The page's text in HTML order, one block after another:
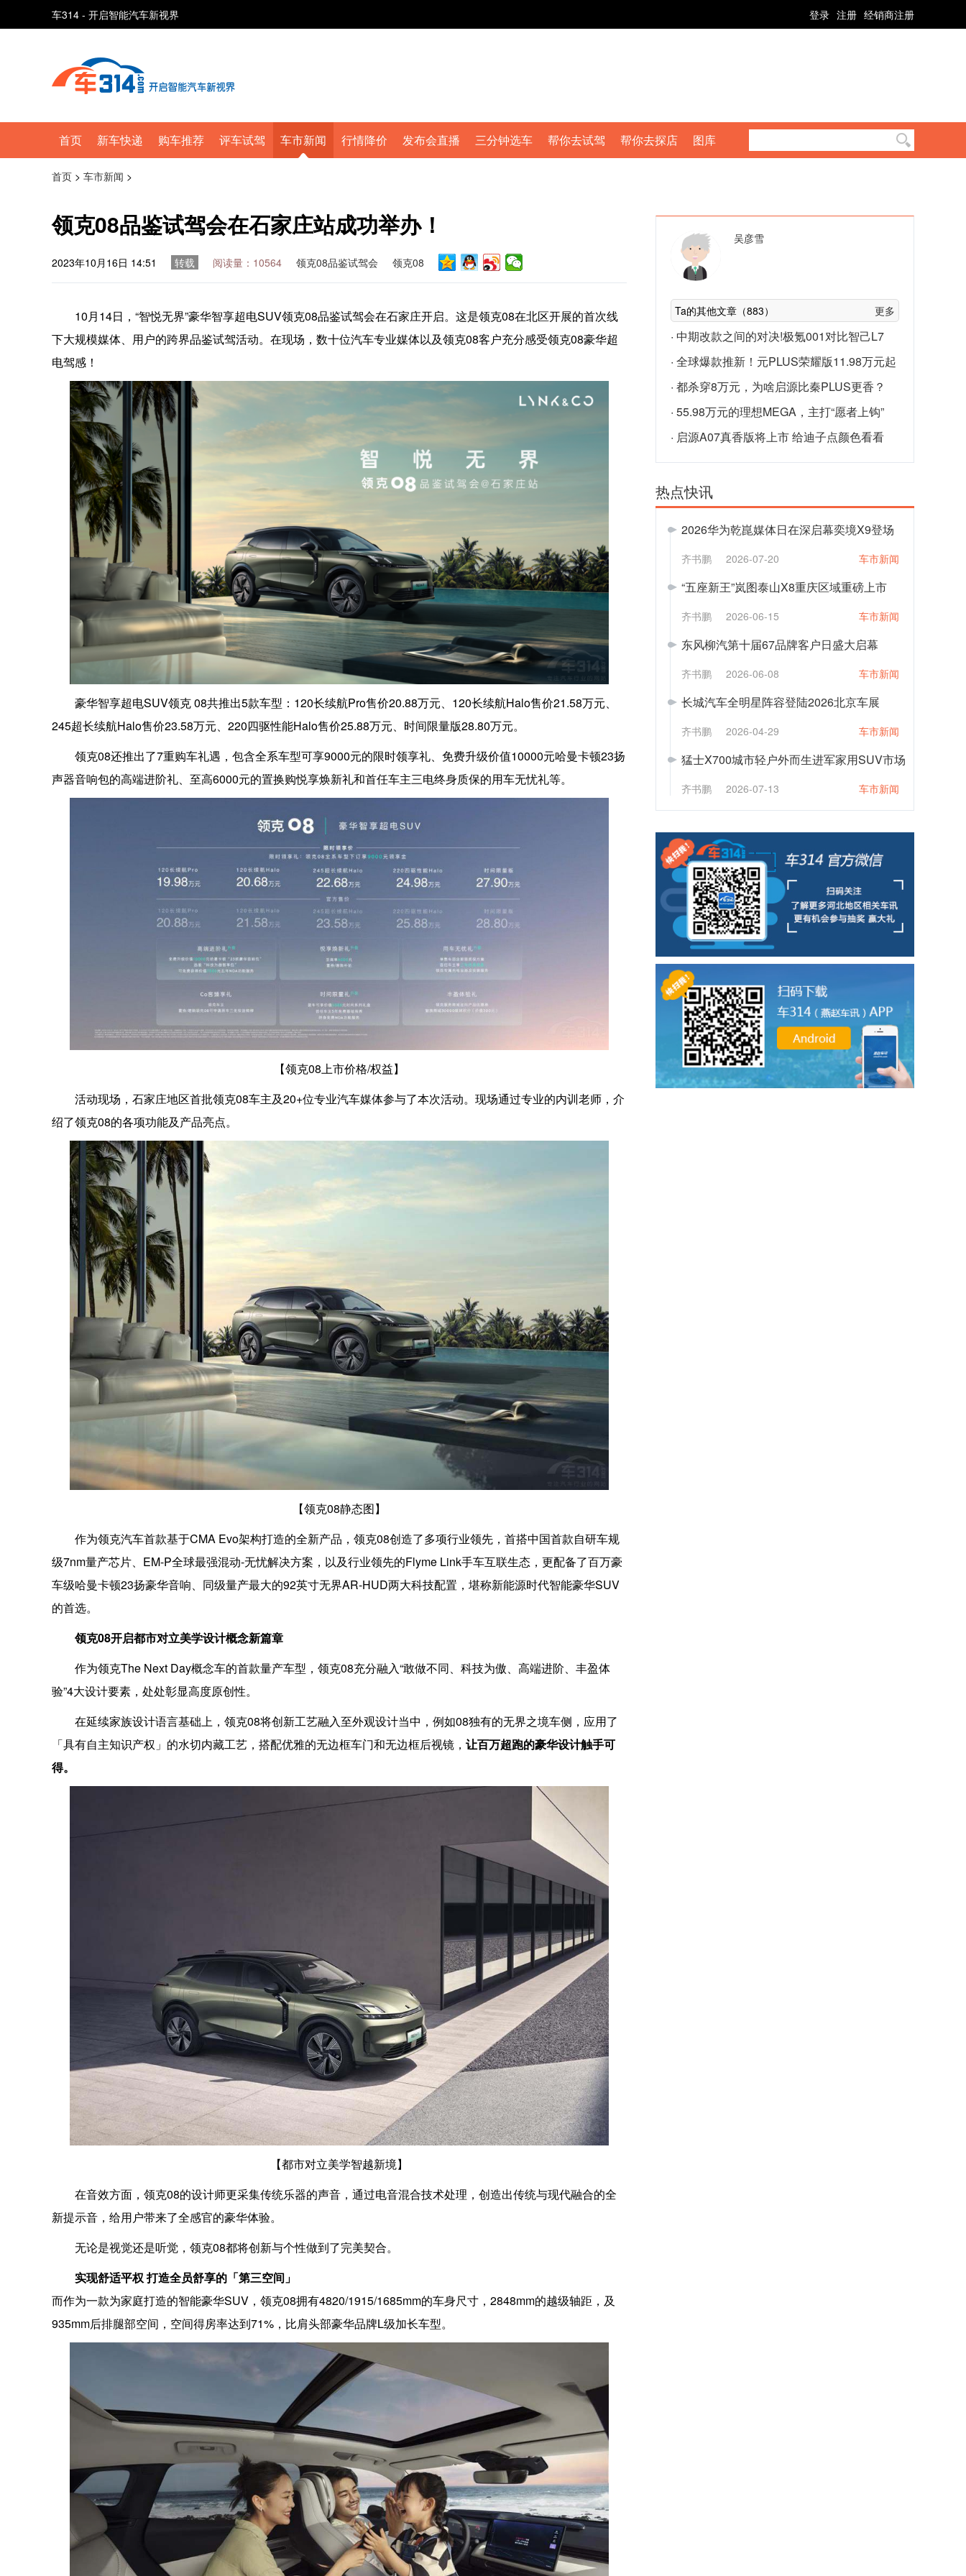
车314 - 开启智能汽车新视界 登录 注册 经销商注册
首页 新车快递 购车推荐 评车试驾 车市新闻 行情降价 发布会直播 三分钟选车 帮你去试驾 帮你去探店 图库
首页 > 车市新闻 >
领克08品鉴试驾会在石家庄站成功举办！
2023年10月16日 14:51 转载 阅读量：10564 领克08品鉴试驾会 领克08
10月14日，“智悦无界”豪华智享超电SUV领克08品鉴试驾会在石家庄开启。这是领克08在北区开展的首次线
下大规模媒体、用户的跨界品鉴试驾活动。在现场，数十位汽车专业媒体以及领克08客户充分感受领克08豪华超
电驾感！
豪华智享超电SUV领克 08共推出5款车型：120长续航Pro售价20.88万元、120长续航Halo售价21.58万元、
245超长续航Halo售价23.58万元、220四驱性能Halo售价25.88万元、时间限量版28.80万元。
领克08还推出了7重购车礼遇，包含全系车型可享9000元的限时领享礼、免费升级价值10000元哈曼卡顿23扬
声器音响包的高端进阶礼、至高6000元的置换购悦享焕新礼和首任车主三电终身质保的用车无忧礼等。
【领克08上市价格/权益】
活动现场，石家庄地区首批领克08车主及20+位专业汽车媒体参与了本次活动。现场通过专业的内训老师，介
绍了领克08的各项功能及产品亮点。
【领克08静态图】
作为领克汽车首款基于CMA Evo架构打造的全新产品，领克08创造了多项行业领先，首搭中国首款自研车规
级7nm量产芯片、EM-P全球最强混动-无忧解决方案，以及行业领先的Flyme Link手车互联生态，更配备了百万豪
车级哈曼卡顿23扬豪华音响、同级量产最大的92英寸无界AR-HUD两大科技配置，堪称新能源时代智能豪华SUV
的首选。
领克08开启都市对立美学设计概念新篇章
作为领克The Next Day概念车的首款量产车型，领克08充分融入“敢做不同、科技为傲、高端进阶、丰盈体
验”4大设计要素，处处彰显高度原创性。
在延续家族设计语言基础上，领克08将创新工艺融入至外观设计当中，例如08独有的无界之境车侧，应用了
「具有自主知识产权」的水切内藏工艺，搭配优雅的无边框车门和无边框后视镜， 让百万超跑的豪华设计触手可
得。
【都市对立美学智越新境】
在音效方面，领克08的设计师更采集传统乐器的声音，通过电音混合技术处理，创造出传统与现代融合的全
新提示音，给用户带来了全感官的豪华体验。
无论是视觉还是听觉，领克08都将创新与个性做到了完美契合。
实现舒适平权 打造全员舒享的「第三空间」
而作为一款为家庭打造的智能豪华SUV，领克08拥有4820/1915/1685mm的车身尺寸，2848mm的越级轴距，及
935mm后排腿部空间，空间得房率达到71%，比肩头部豪华品牌L级加长车型。
吴彦雪
Ta的其他文章（883） 更多
· 中期改款之间的对决!极氪001对比智己L7
· 全球爆款推新！元PLUS荣耀版11.98万元起
· 都杀穿8万元，为啥启源比秦PLUS更香？
· 55.98万元的理想MEGA，主打“愿者上钩”
· 启源A07真香版将上市 给迪子点颜色看看
热点快讯
2026华为乾崑媒体日在深启幕奕境X9登场
齐书鹏 2026-07-20 车市新闻
“五座新王”岚图泰山X8重庆区域重磅上市
齐书鹏 2026-06-15 车市新闻
东风柳汽第十届67品牌客户日盛大启幕
齐书鹏 2026-06-08 车市新闻
长城汽车全明星阵容登陆2026北京车展
齐书鹏 2026-04-29 车市新闻
猛士X700城市轻户外而生进军家用SUV市场
齐书鹏 2026-07-13 车市新闻